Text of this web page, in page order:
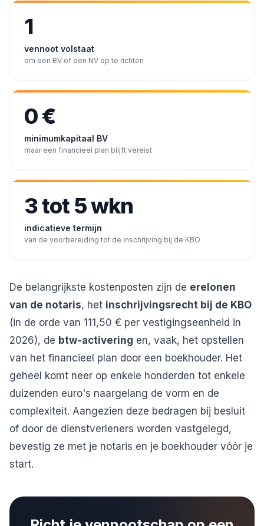
1
vennoot volstaat
om een BV of een NV op te richten
0 €
minimumkapitaal BV
maar een financieel plan blijft vereist
3 tot 5 wkn
indicatieve termijn
van de voorbereiding tot de inschrijving bij de KBO
De belangrijkste kostenposten zijn de erelonen
van de notaris, het inschrijvingsrecht bij de KBO
(in de orde van 111,50 € per vestigingseenheid in
2026), de btw-activering en, vaak, het opstellen
van het financieel plan door een boekhouder. Het
geheel komt neer op enkele honderden tot enkele
duizenden euro's naargelang de vorm en de
complexiteit. Aangezien deze bedragen bij besluit
of door de dienstverleners worden vastgelegd,
bevestig ze met je notaris en je boekhouder vóór je
start.